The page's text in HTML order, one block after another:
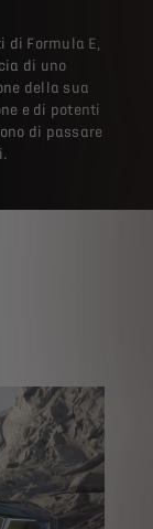
Formula E,
di uno
della sua
e di potenti
di passare